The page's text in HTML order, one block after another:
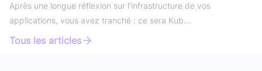
Après une longue réflexion sur l’infrastructure de vos
applications, vous avez tranché : ce sera Kub...
Tous les articles